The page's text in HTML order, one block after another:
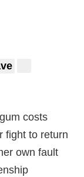
costs
fight to return
own fault